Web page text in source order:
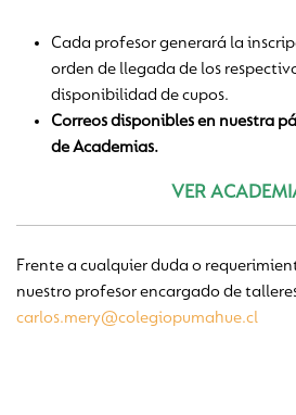
Cada profesor generará la
orden de llegada de los
disponibilidad de cupos.
Correos disponibles en nuestra
de Academias.
VER
Frente a cualquier duda o
nuestro profesor encargado de
carlos.mery@colegiopumahue.cl